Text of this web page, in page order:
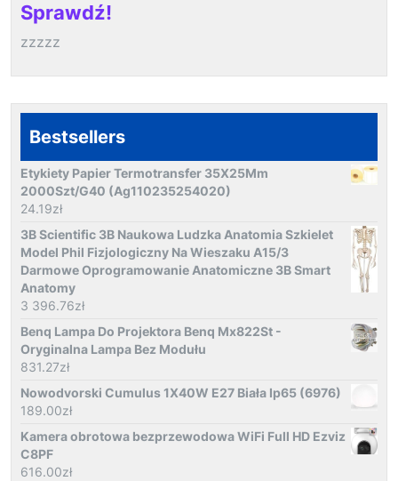
Sprawdź!
zzzzz
Bestsellers
Etykiety Papier Termotransfer 35X25Mm
2000Szt/G40 (Ag110235254020)
24.19zł
3B Scientific 3B Naukowa Ludzka Anatomia Szkielet
Model Phil Fizjologiczny Na Wieszaku A15/3
Darmowe Oprogramowanie Anatomiczne 3B Smart
Anatomy
3 396.76zł
Benq Lampa Do Projektora Benq Mx822St -
Oryginalna Lampa Bez Modułu
831.27zł
Nowodvorski Cumulus 1X40W E27 Biała Ip65 (6976)
189.00zł
Kamera obrotowa bezprzewodowa WiFi Full HD Ezviz
C8PF
616.00zł